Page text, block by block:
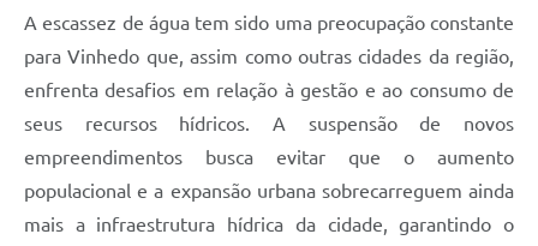
A escassez de água tem sido uma preocupação constante
para Vinhedo que, assim como outras cidades da região,
enfrenta desafios em relação à gestão e ao consumo de
seus recursos hídricos. A suspensão de novos
empreendimentos busca evitar que o aumento
populacional e a expansão urbana sobrecarreguem ainda
mais a infraestrutura hídrica da cidade, garantindo o